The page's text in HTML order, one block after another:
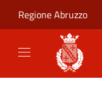
Regione Abruzzo